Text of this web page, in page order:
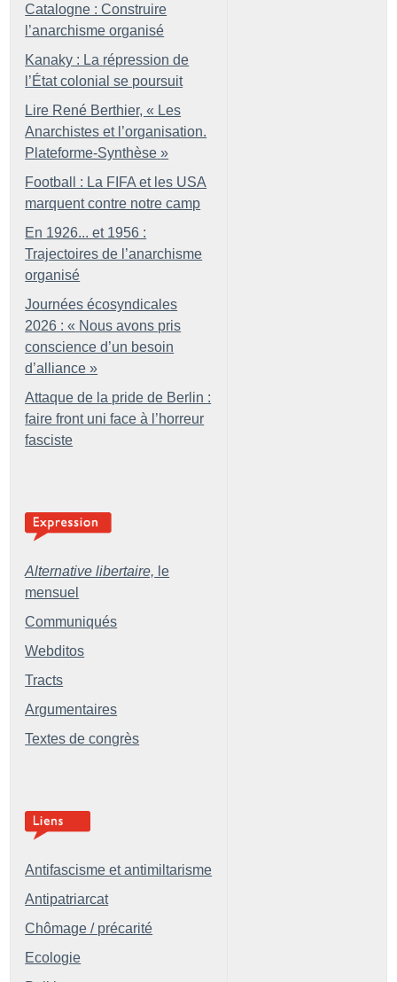
Catalogne : Construire
l’anarchisme organisé
Kanaky : La répression de
l’État colonial se poursuit
Lire René Berthier, « Les
Anarchistes et l’organisation.
Plateforme-Synthèse »
Football : La FIFA et les USA
marquent contre notre camp
En 1926... et 1956 :
Trajectoires de l’anarchisme
organisé
Journées écosyndicales
2026 : « Nous avons pris
conscience d’un besoin
d’alliance »
Attaque de la pride de Berlin :
faire front uni face à l’horreur
fasciste
Alternative libertaire, le
mensuel
Communiqués
Webditos
Tracts
Argumentaires
Textes de congrès
Antifascisme et antimiltarisme
Antipatriarcat
Chômage / précarité
Ecologie